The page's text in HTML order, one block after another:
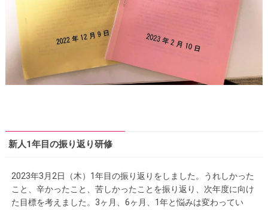
新人1年目の振り返り研修
2023年3月2日（木）1年目の振り返りをしました。うれしかった
こと、辛かったこと、苦しかったことを振り返り、次年度に向け
た目標を考えました。3ヶ月、6ヶ月、1年と悩みは変わってい